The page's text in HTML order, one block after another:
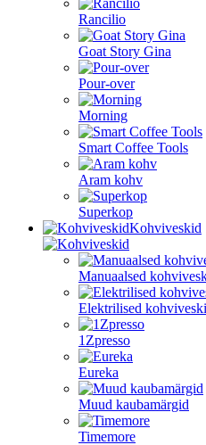
Rancilio
Goat Story Gina
Pour-over
Morning
Smart Coffee Tools
Aram kohv
Superkop
Kohviveskid
Manuaalsed
Elektrilised
1Zpresso
Eureka
Muud kaubamärgid
Timemore